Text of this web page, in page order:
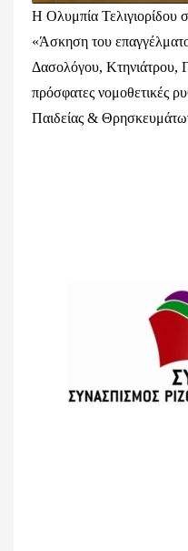
Η Ολυμπία Τελιγιορίδου
«Άσκηση του
Δασολόγου, Κτηνιάτρου,
πρόσφατες νομοθετικές
Παιδείας &